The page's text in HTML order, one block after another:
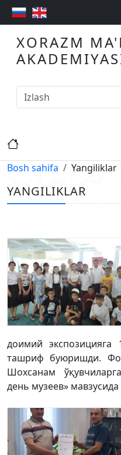
XORAZM
Bosh sahifa Yangiliklar
YANGILIKLAR
доимий экспозицияга
ташриф буюришди.
Шохсанам
день музеев»